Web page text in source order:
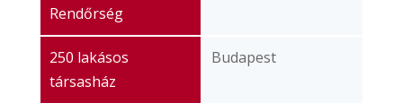
Rendőrség
250 lakásos
társasház
Budapest